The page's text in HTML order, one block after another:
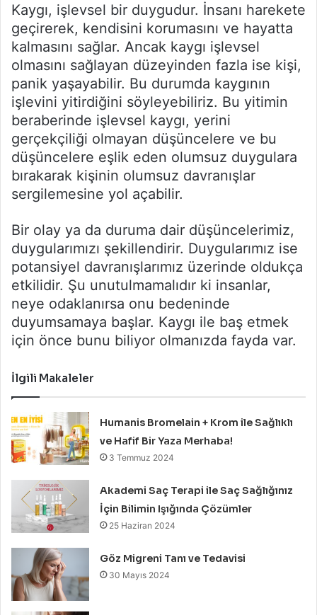
Kaygı, işlevsel bir duygudur. İnsanı harekete
geçirerek, kendisini korumasını ve hayatta
kalmasını sağlar. Ancak kaygı işlevsel
olmasını sağlayan düzeyinden fazla ise kişi,
panik yaşayabilir. Bu durumda kaygının
işlevini yitirdiğini söyleyebiliriz. Bu yitimin
beraberinde işlevsel kaygı, yerini
gerçekçiliği olmayan düşüncelere ve bu
düşüncelere eşlik eden olumsuz duygulara
bırakarak kişinin olumsuz davranışlar
sergilemesine yol açabilir.
Bir olay ya da duruma dair düşüncelerimiz,
duygularımızı şekillendirir. Duygularımız ise
potansiyel davranışlarımız üzerinde oldukça
etkilidir. Şu unutulmamalıdır ki insanlar,
neye odaklanırsa onu bedeninde
duyumsamaya başlar. Kaygı ile baş etmek
için önce bunu biliyor olmanızda fayda var.
İlgili Makaleler
Humanis Bromelain + Krom ile Sağlıklı
ve Hafif Bir Yaza Merhaba!
3 Temmuz 2024
Akademi Saç Terapi ile Saç Sağlığınız
İçin Bilimin Işığında Çözümler
25 Haziran 2024
Göz Migreni Tanı ve Tedavisi
30 Mayıs 2024